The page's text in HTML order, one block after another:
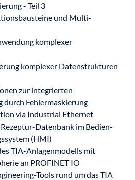
- Teil 3
und Multi-
komplexer
komplexer Datenstrukturen
zur integrierten
durch Fehlermaskierung
via Industrial Ethernet
Datenbank im Bedien-
(HMI)
TIA-Anlagenmodells mit
an PROFINET IO
Tools rund um das TIA